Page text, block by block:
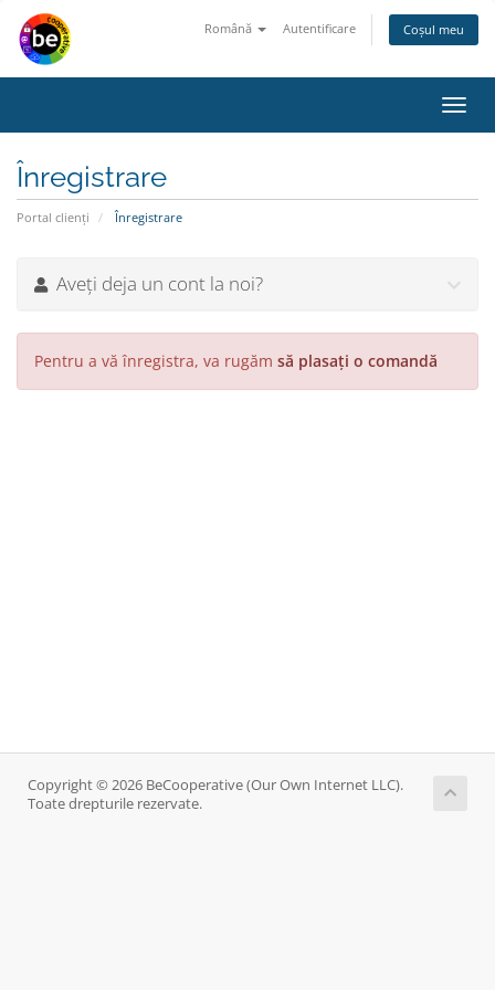
Română Autentificare Coșul meu
Înregistrare
Portal clienți Înregistrare
Aveți deja un cont la noi?
Pentru a vă înregistra, va rugăm să plasați o comandă
Copyright © 2026 BeCooperative (Our Own Internet LLC).
Toate drepturile rezervate.